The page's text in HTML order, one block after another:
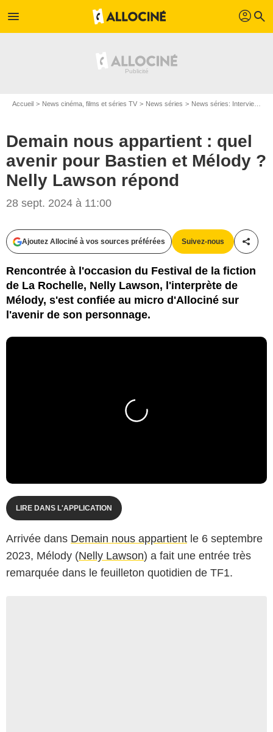
menu profil search
Accueil News cinéma, films et séries TV News séries News séries: Interviews
Demain nous appartient : quel
avenir pour Bastien et Mélody ?
Nelly Lawson répond
28 sept. 2024 à 11:00
Ajoutez Allociné à vos sources préférées Suivez-nous
Rencontrée à l'occasion du Festival de la fiction
de La Rochelle, Nelly Lawson, l'interprète de
Mélody, s'est confiée au micro d'Allociné sur
l'avenir de son personnage.
LIRE DANS L'APPLICATION
Arrivée dans Demain nous appartient le 6 septembre
2023, Mélody (Nelly Lawson) a fait une entrée très
remarquée dans le feuilleton quotidien de TF1.